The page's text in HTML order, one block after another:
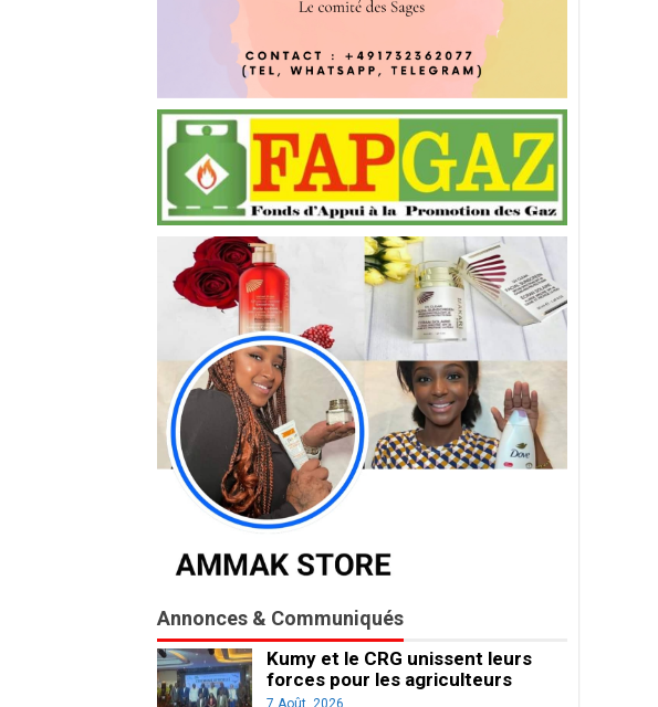
Annonces & Communiqués
Kumy et le CRG unissent leurs
forces pour les agriculteurs